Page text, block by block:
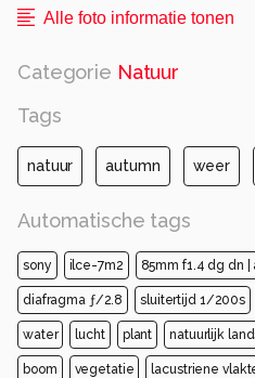
Alle foto informatie tonen
Categorie Natuur
Tags
natuur autumn weer
Automatische tags
sony ilce-7m2 85mm f1.4 dg dn |
diafragma ƒ/2.8 sluitertijd 1/200s
water lucht plant natuurlijk
boom vegetatie lacustriene